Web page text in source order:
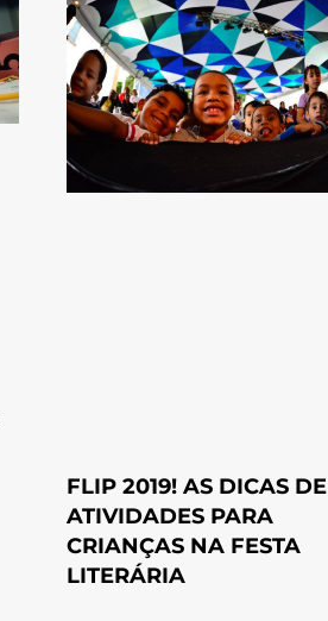
FLIP 2019! AS DICAS DE
ATIVIDADES PARA
CRIANÇAS NA FESTA
LITERÁRIA